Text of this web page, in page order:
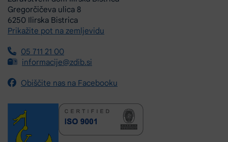
Gregorčičeva ulica 8
6250 Ilirska Bistrica
Prikažite pot na zemljevidu
05 711 21 00
informacije@zdib.si
Obiščite nas na Facebooku